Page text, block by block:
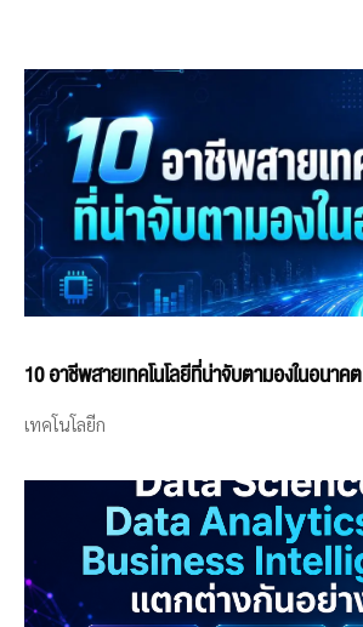
10 อาชีพสายเทคโนโลยีที่น่าจับตามองในอนาคต
เทคโนโลยีก